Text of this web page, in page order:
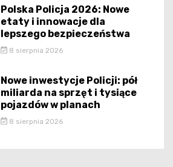
Polska Policja 2026: Nowe
etaty i innowacje dla
lepszego bezpieczeństwa
8 sierpnia 2026
Nowe inwestycje Policji: pół
miliarda na sprzęt i tysiące
pojazdów w planach
8 sierpnia 2026